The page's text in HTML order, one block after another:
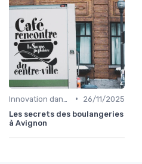
•
26/11/2025
Les secrets des boulangeries
à Avignon